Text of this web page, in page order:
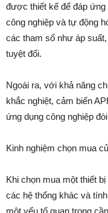
được thiết kế để đáp
công nghiệp và tự động
các tham số như áp
tuyệt đối.
Ngoài ra, với khả năng
khắc nghiệt, cảm biến
ứng dụng công nghiệp
Kinh nghiệm chọn mua
Khi chọn mua một thiết
các hệ thống khác và
một yếu tố quan trọng